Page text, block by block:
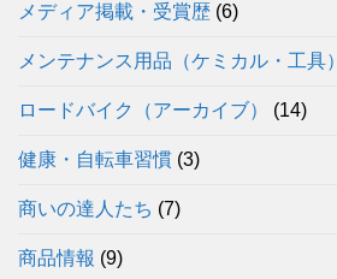
メディア掲載・受賞歴 (6)
メンテナンス用品（ケミカル・工具）
ロードバイク（アーカイブ） (14)
健康・自転車習慣 (3)
商いの達人たち (7)
商品情報 (9)